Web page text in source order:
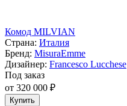
Комод MILVIAN
Страна: Италия
Бренд: MisuraEmme
Дизайнер: Francesco Lucchese
Под заказ
от 320 000 ₽
Купить